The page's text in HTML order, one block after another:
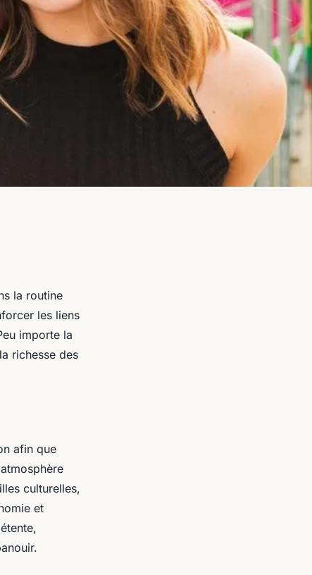
la routine
les liens
importe la
richesse des
afin que
culturelles,
et